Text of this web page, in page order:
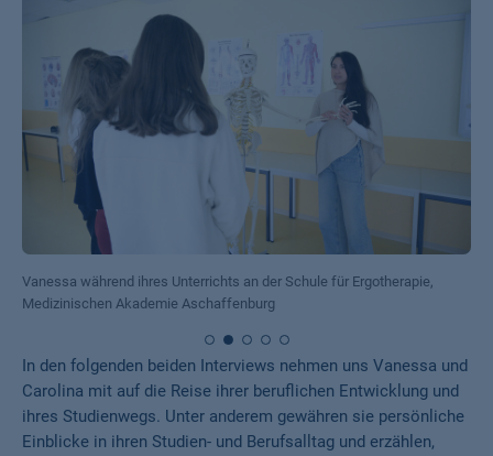
Vanessa während ihres Unterrichts an der Schule für Ergotherapie,
Medizinischen Akademie Aschaffenburg
In den folgenden beiden Interviews nehmen uns Vanessa und
Carolina mit auf die Reise ihrer beruflichen Entwicklung und
ihres Studienwegs. Unter anderem gewähren sie persönliche
Einblicke in ihren Studien- und Berufsalltag und erzählen,